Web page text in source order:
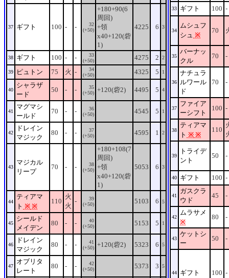
37 ギフト 100 - -
32
(+50)
+180+90(6
周回)
+領
x40+120(砦
1)
4225 6 3
38 ギフト 100 - -
33
(+50)
4275 2 2
39 ピュトン 75 火 -
34
(+50)
4325 5 1
40
シャラザ
ード
50 - -
35
(+50) +120(砦2) 4495 5 4
41
マグマシ
ールド
70 - -
36
(+50)
4545 5 1
42
ドレイン
マジック
80 - -
37
(+50)
4595 1 2
43
マジカル
リープ
70 - -
38
(+50)
+180+108(7
周回)
+領
x40+120(砦
1)
5053 6 3
44
ティアマ
ト ※ ※
110
火
火
-
39
(+50)
5103 6 5
45
シールド
メイデン
80 - -
40
(+50)
5153 5 1
46
ドレイン
マジック
80 - -
41
(+50) +120(砦2) 5323 6 5
47
オブリタ
レート
80 - -
42
(+50)
5373 3 5
33 ギフト 100 -
34
ムシュフ
シュ ※
70
35
バーナッ
クル
70 -
36
ナチュラ
ルワール
ド
70 -
37
ファイア
ーシフト
100 -
38
ティアマ
ト ※ ※
110
39
トライデ
ント
50 -
40 ギフト 100 -
41
ガスクラ
ウド
45 -
42
ムラサメ
※
80 -
43
ケットシ
ー
50 -
44 ギフト 100 -